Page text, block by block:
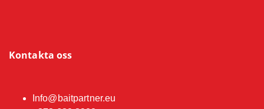
Kontakta oss
Info@baitpartner.eu